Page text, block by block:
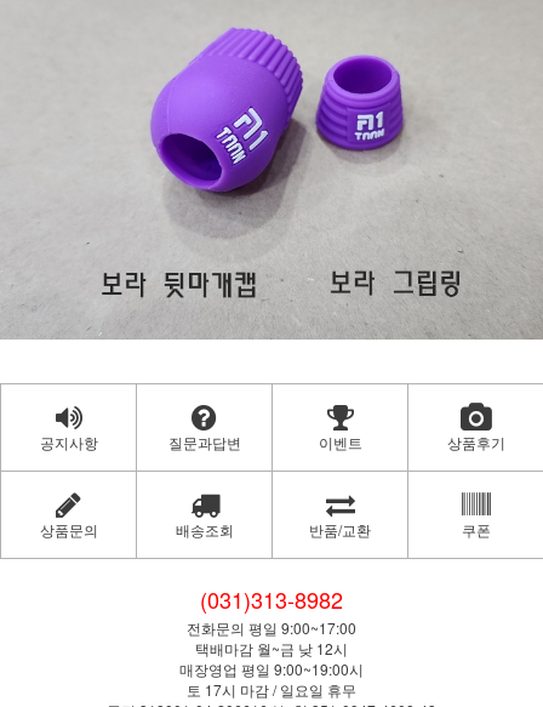
공지사항 질문과답변 이벤트 상품후기
상품문의 배송조회 반품/교환 쿠폰
(031)313-8982
전화문의 평일 9:00~17:00
택배마감 월~금 낮 12시
매장영업 평일 9:00~19:00시
토 17시 마감 / 일요일 휴무